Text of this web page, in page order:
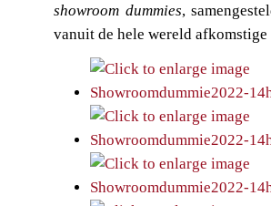
showroom dummies,
vanuit de hele wereld